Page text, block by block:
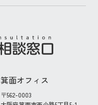
箕面オフィス
〒562-0003